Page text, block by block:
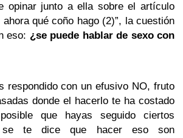
opinar junto a ella sobre el artículo
ahora qué coño hago (2)”, la cuestión
eso: ¿se puede hablar de sexo con
respondido con un efusivo NO, fruto
donde el hacerlo te ha costado
que hayas seguido ciertos
se te dice que hacer eso son